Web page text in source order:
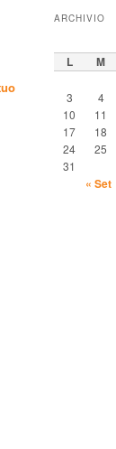
ARCHIVIO
L M
3
4
10
11
17
18
24
25
31
« Set